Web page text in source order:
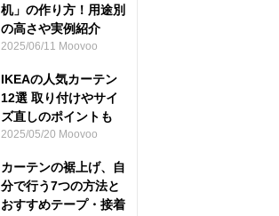
机」の作り方！用途別
の高さや実例紹介
2025/06/11 Moovoo
IKEAの人気カーテン
12選 取り付けやサイ
ズ直しのポイントも
2025/05/20 Moovoo
カーテンの裾上げ、自
分で行う7つの方法と
おすすめテープ・接着